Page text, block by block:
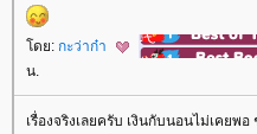
ดย: กะว่าก๋า
น.
เรื่องจริงเลยครับ เงินกับนอนไม่เคย